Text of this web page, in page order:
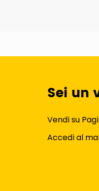
Sei un
Vendi su
Accedi al